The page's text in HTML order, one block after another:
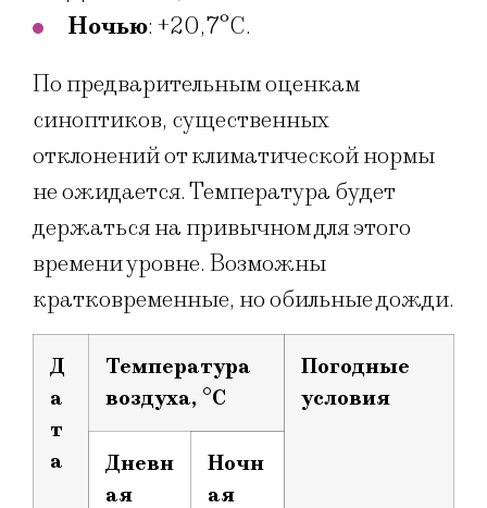
Ночью: +20,7°C.
По предварительным оценкам
синоптиков, существенных
отклонений от климатической нормы
не ожидается. Температура будет
держаться на привычном для этого
времени уровне. Возможны
кратковременные, но обильные дожди.
Д
а
т
а
Температура
воздуха, °C
Погодные
условия
Дневн
ая
Ночн
ая